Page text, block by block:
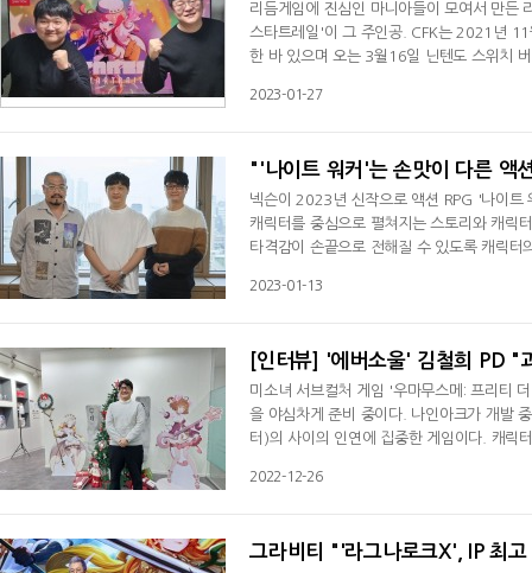
리듬게임에 진심인 마니아들이 모여서 만든
스타트레일'이 그 주인공. CFK는 2021년
한 바 있으며 오는 3월16일 닌텐도 스위치
만들겠다는 각오로 시작한 것. 스타라이크
2023-01-27
"'나이트 워커'는 손맛이 다른 액
넥슨이 2023년 신작으로 액션 RPG '나이트
캐릭터를 중심으로 펼쳐지는 스토리와 캐릭
타격감이 손끝으로 전해질 수 있도록 캐릭
의 방향키를 쥔 에이스톰의 박주형 총괄 디
2023-01-13
[인터뷰] '에버소울' 김철희 PD "
미소녀 서브컬처 게임 '우마무스메: 프리티
을 야심차게 준비 중이다. 나인아크가 개발
터)의 사이의 인연에 집중한 게임이다. 캐릭
경기도 분당에 위치한 나인아크 본사 사옥
2022-12-26
그라비티 "'라그나로크X', IP 최